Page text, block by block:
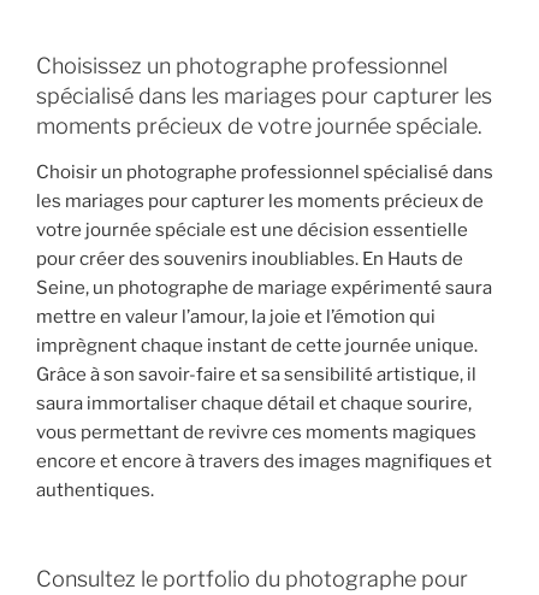
Choisissez un photographe professionnel
spécialisé dans les mariages pour capturer les
moments précieux de votre journée spéciale.
Choisir un photographe professionnel spécialisé dans
les mariages pour capturer les moments précieux de
votre journée spéciale est une décision essentielle
pour créer des souvenirs inoubliables. En Hauts de
Seine, un photographe de mariage expérimenté saura
mettre en valeur l’amour, la joie et l’émotion qui
imprègnent chaque instant de cette journée unique.
Grâce à son savoir-faire et sa sensibilité artistique, il
saura immortaliser chaque détail et chaque sourire,
vous permettant de revivre ces moments magiques
encore et encore à travers des images magnifiques et
authentiques.
Consultez le portfolio du photographe pour